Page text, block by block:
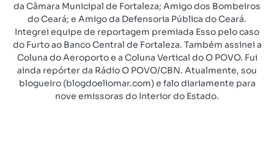
da Câmara Municipal de Fortaleza; Amigo dos Bombeiros
do Ceará; e Amigo da Defensoria Pública do Ceará.
Integrei equipe de reportagem premiada Esso pelo caso
do Furto ao Banco Central de Fortaleza. Também assinei a
Coluna do Aeroporto e a Coluna Vertical do O POVO. Fui
ainda repórter da Rádio O POVO/CBN. Atualmente, sou
blogueiro (blogdoeliomar.com) e falo diariamente para
nove emissoras do Interior do Estado.